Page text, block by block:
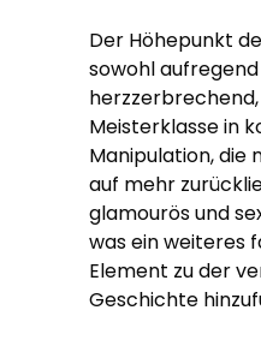
Der Höhepunkt
sowohl
Meisterklasse in
Manipulation, die
auf mehr
glamourös und
was ein weiteres
Element zu der
Geschichte